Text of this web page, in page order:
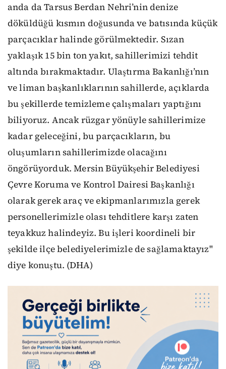
anda da Tarsus Berdan Nehri’nin denize
döküldüğü kısmın doğusunda ve batısında küçük
parçacıklar halinde görülmektedir. Sızan
yaklaşık 15 bin ton yakıt, sahillerimizi tehdit
altında bırakmaktadır. Ulaştırma Bakanlığı’nın
ve liman başkanlıklarının sahillerde, açıklarda
bu şekillerde temizleme çalışmaları yaptığını
biliyoruz. Ancak rüzgar yönüyle sahillerimize
kadar geleceğini, bu parçacıkların, bu
oluşumların sahillerimizde olacağını
öngörüyorduk. Mersin Büyükşehir Belediyesi
Çevre Koruma ve Kontrol Dairesi Başkanlığı
olarak gerek araç ve ekipmanlarımızla gerek
personellerimizle olası tehditlere karşı zaten
teyakkuz halindeyiz. Bu işleri koordineli bir
şekilde ilçe belediyelerimizle de sağlamaktayız"
diye konuştu. (DHA)